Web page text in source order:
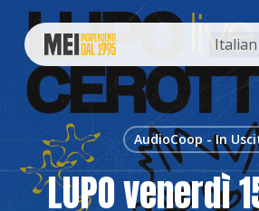
main
content
AudioCoop - In
LUPO venerdì